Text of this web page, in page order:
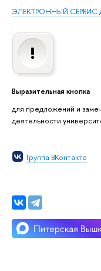
ЭЛЕКТРОННЫЙ
Выразительная кнопка
для предложений и
деятельности
Группа ВКонтакте